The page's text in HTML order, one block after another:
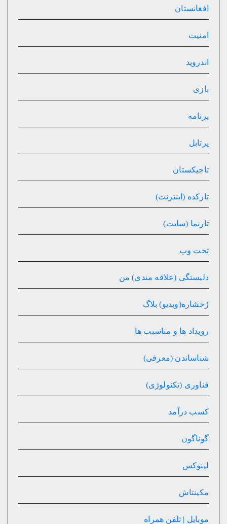
افغانستان
امنیت
اندروید
بازی
برنامه
پرتابل
تاجیکستان
تارکده (اینترنت)
تارنما (سایت)
تحت وب
دلبستگی (علاقه مندی) من
رُخشاره(ویدیو) بلاگ
رویداد ها و مناسبت ها
شناساندن (معرفی)
فناوری (تکنولوژی)
کسب درآمد
گوناگون
لینوکس
مکینتاش
موبایل | تلفن همراه